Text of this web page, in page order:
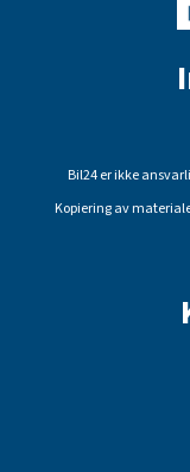
Bil24 er ikke
Kopiering av